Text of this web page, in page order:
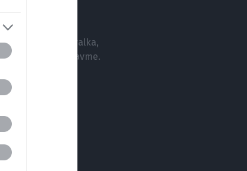
in raziskovalka,
psihološke travme.